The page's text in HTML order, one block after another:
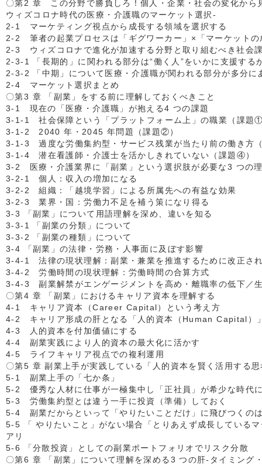
〇第2 章 この分野で勝負しろ！個人・企業・社会の変化から
ウィズコロナ時代の医療・介護職のマーケット選択-
2-1 マーケティング視点から成長する領域を選択する
2-2 筆者の起業プロセスは「ギグワーカー」×「マーケットの
2-3 ウィズコロナで進化が加速する分野と取り組むべき社会
2-3-1 「長期的」に関われる部分は“働く人”をいかに支援する
2-3-2 「中期」について医療・介護職が関われる部分が多分に
2-4 マーケット選択まとめ
〇第3 章 「副業」をする前に理解しておくべきこと
3-1 現在の「医療・介護職」が抱える4 つの課題
3-1-1 社会保障という「プラットフォーム上」の職業（課題
3-1-2 2040 年・2045 年問題（課題②）
3-1-3 過度な労働集約型・サービス残業が当たり前の働き方
3-1-4 潜在看護師・介護士を活かしきれていない（課題④）
3-2 医療・介護業界に「副業」という選択肢が必要な3 つの
3-2-1 個人：収入の増加になる
3-2-2 組織：「越境学習」による所属先への有益な効果
3-2-3 業界・国：労働力不足を補う策になり得る
3-3 「副業」について用語理解を深め、違いを知る
3-3-1 「副業の分類」について
3-3-2 「副業の種類」について
3-4 「副業」の法律・労務・人事面に及ぼす影響
3-4-1 法律の現状理解：副業・兼業を推進するために改正さ
3-4-2 労働時間の現状理解：労働時間の合算方式
3-4-3 副業解禁がエンゲージメントを高め・離職率の低下／
〇第4 章 「副業」におけるキャリア資本を理解する
4-1 キャリア資本（Career Capital）という考え方
4-2 キャリア形成の肝となる「人的資本（Human Capital）
4-3 人的資本を付加価値にする
4-4 副業実践により人的資本の最大化に活かす
4-5 ライフキャリア視点での複利運用
〇第5 章 副業上手が実践している「人的資本を賢く活用する思
5-1 副業上手の「七か条」
5-2 優秀な人材に仕事が一極集中し「正社員」が希少な時代
5-3 労働集約型とは違う一手に投資（準備）しておく
5-4 副業だからといって「やりたいことだけ」に飛びつくの
5-5 「 やりたいこと」がない場合「とりあえず成長している
アリ
5-6 「分散投資」としての副業ポートフォリオでリスク分散
〇第6 章 「副業」について理解を深める3 つの肝-タイミング